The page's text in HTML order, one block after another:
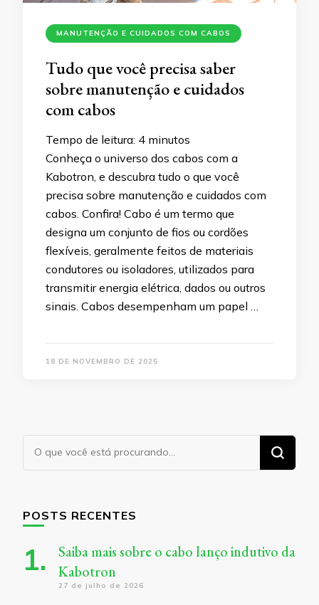
MANUTENÇÃO E CUIDADOS COM CABOS
Tudo que você precisa saber
sobre manutenção e cuidados
com cabos
Tempo de leitura: 4 minutos
Conheça o universo dos cabos com a
Kabotron, e descubra tudo o que você
precisa sobre manutenção e cuidados com
cabos. Confira! Cabo é um termo que
designa um conjunto de fios ou cordões
flexíveis, geralmente feitos de materiais
condutores ou isoladores, utilizados para
transmitir energia elétrica, dados ou outros
sinais. Cabos desempenham um papel …
18 DE NOVEMBRO DE 2025
Procurando
algo?
POSTS RECENTES
Saiba mais sobre o cabo lanço indutivo da
Kabotron
27 de julho de 2026